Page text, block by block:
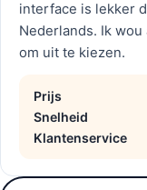
interface is lekker
Nederlands. Ik
om uit te kiezen.
Prijs
Snelheid
Klantenservice